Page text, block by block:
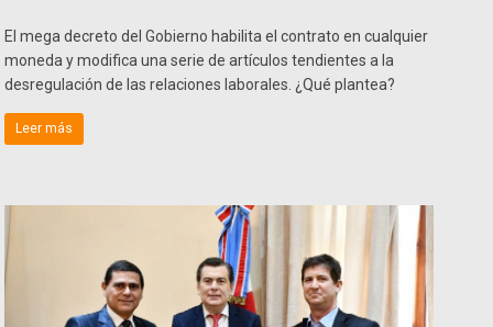
El mega decreto del Gobierno habilita el contrato en cualquier
moneda y modifica una serie de artículos tendientes a la
desregulación de las relaciones laborales. ¿Qué plantea?
Leer más